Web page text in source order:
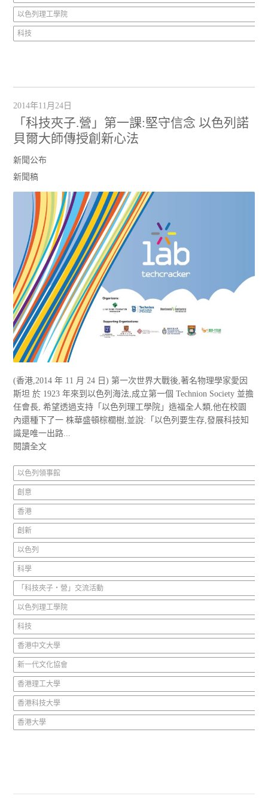
以色列理工學院
科技
2014年11月24日
「科技夾子.營」第一課:堅守信念 以色列諾
貝爾大師傳授創新心法
新聞公布
新聞稿
(香港,2014 年 11 月 24 日) 第一次世界大戰後,著名物理學家愛因
斯坦 於 1923 年來到以色列海法,成立第一個 Technion Society 並擔
任會長, 希望透過支持「以色列理工學院」造福全人類,他在校園
內還種下了一 株華盛頓棕櫚樹,並說:「以色列要生存,發展科技知
識是唯一出路...
閱讀全文
以色列領事館
創意
香港
創新
以色列
科學
「科技夾子‧營」交流活動
以色列理工學院
科技
香港中文大學
新一代文化協會
香港理工大學
香港科技大學
香港大學